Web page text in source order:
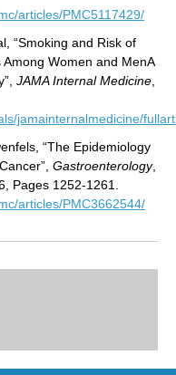
articles/PMC5117429/
“Smoking and Risk of
Women and MenA
JAMA Internal Medicine
jamainternalmedicine/
“The Epidemiology
Gastroenterology,
Pages 1252-1261.
articles/PMC3662544/